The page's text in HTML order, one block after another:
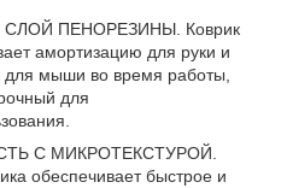
ПЕНОРЕЗИНЫ. Коврик
амортизацию для руки и
для мыши во время работы,
для
С МИКРОТЕКСТУРОЙ.
обеспечивает быстрое и